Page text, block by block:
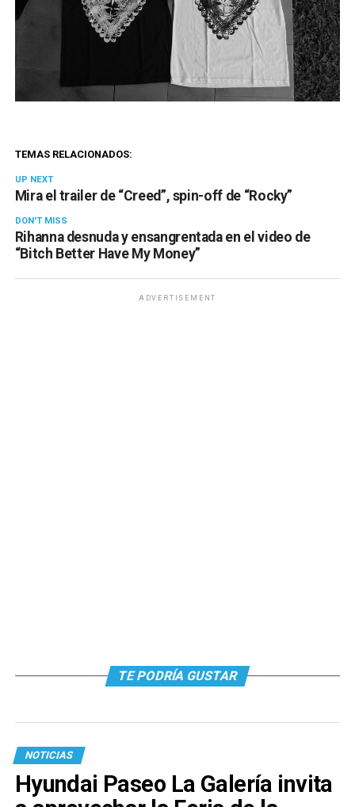
TEMAS RELACIONADOS:
UP NEXT
Mira el trailer de “Creed”, spin-off de “Rocky”
DON'T MISS
Rihanna desnuda y ensangrentada en el video de
“Bitch Better Have My Money”
ADVERTISEMENT
TE PODRÍA GUSTAR
NOTICIAS
Hyundai Paseo La Galería invita